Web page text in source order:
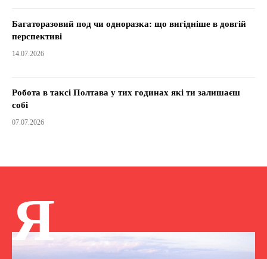
Багаторазовий под чи одноразка: що вигідніше в довгій
перспективі
14.07.2026
Робота в таксі Полтава у тих годинах які ти залишаєш
собі
07.07.2026
Я